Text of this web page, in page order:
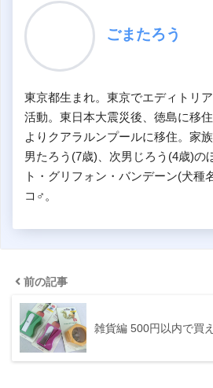
ごまたろう
東京都生まれ。東京でエディトリ
活動。東日本大震災後、徳島に移
よりクアラルンプールに移住。家
男たろう(7歳)、次男じろう(4歳)の
ト・グリフォン・バンデーン(犬種
コ♂。
前の記事
雑貨編 500円以内で買